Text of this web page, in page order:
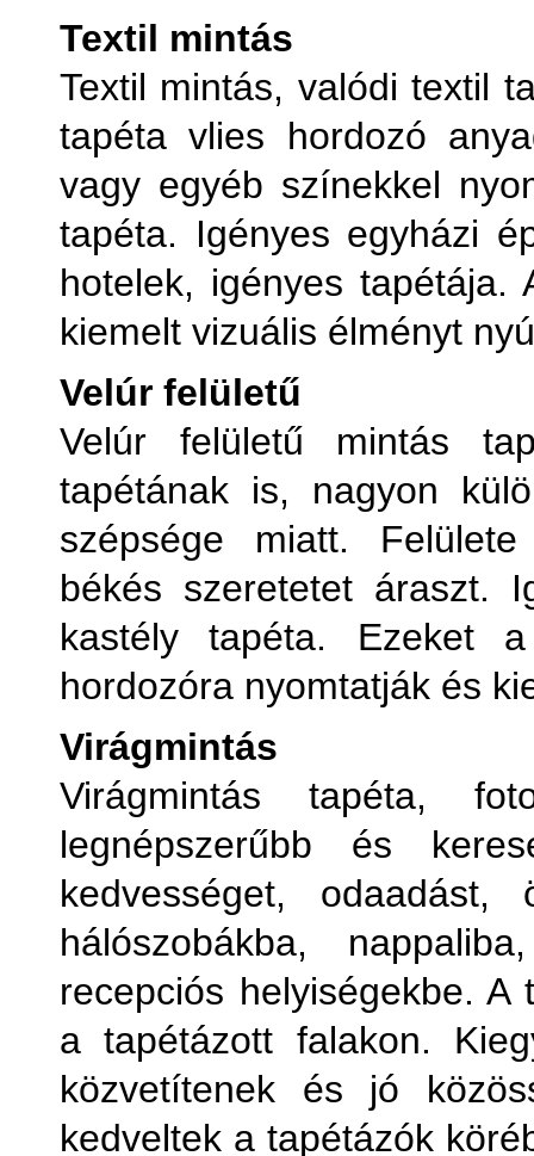
Textil mintás
Textil mintás, valódi textil
tapéta vlies hordozó
vagy egyéb színekkel
tapéta. Igényes egyházi
hotelek, igényes tapétája.
kiemelt vizuális élményt
Velúr felületű
Velúr felületű mintás
tapétának is, nagyon
szépsége miatt.
békés szeretetet áraszt.
kastély tapéta. Ezeket
hordozóra nyomtatják és
Virágmintás
Virágmintás tapéta,
legnépszerűbb és
kedvességet,
hálószobákba,
recepciós helyiségekbe.
a tapétázott falakon.
közvetítenek és jó
kedveltek a tapétázók